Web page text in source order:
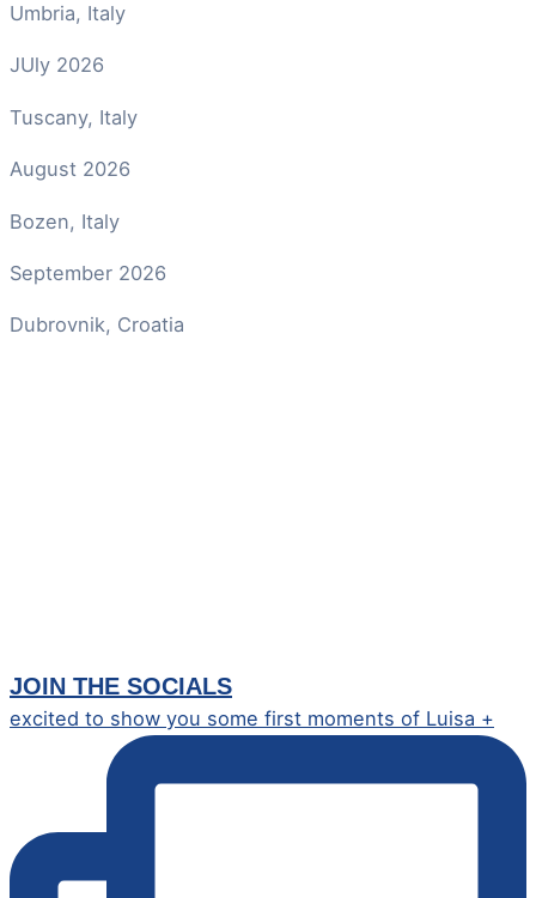
Umbria, Italy
JUly 2026
Tuscany, Italy
August 2026
Bozen, Italy
September 2026
Dubrovnik, Croatia
JOIN THE SOCIALS
excited to show you some first moments of Luisa +